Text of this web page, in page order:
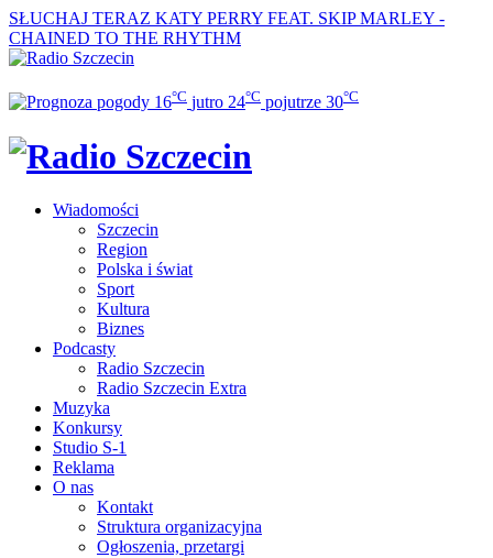
SŁUCHAJ TERAZ KATY PERRY FEAT. SKIP MARLEY -
CHAINED TO THE RHYTHM
16°C jutro 24°C pojutrze 30°C
Wiadomości
Szczecin
Region
Polska i świat
Sport
Kultura
Biznes
Podcasty
Radio Szczecin
Radio Szczecin Extra
Muzyka
Konkursy
Studio S-1
Reklama
O nas
Kontakt
Struktura organizacyjna
Ogłoszenia, przetargi